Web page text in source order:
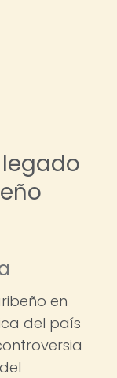
en
del país